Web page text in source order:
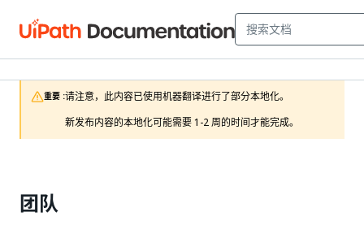
重要 :请注意，此内容已使用机器翻译进行了部分本地化。
新发布内容的本地化可能需要 1-2 周的时间才能完成。
团队